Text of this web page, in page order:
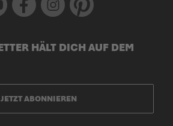
HÄLT DICH AUF DEM
JETZT ABONNIEREN